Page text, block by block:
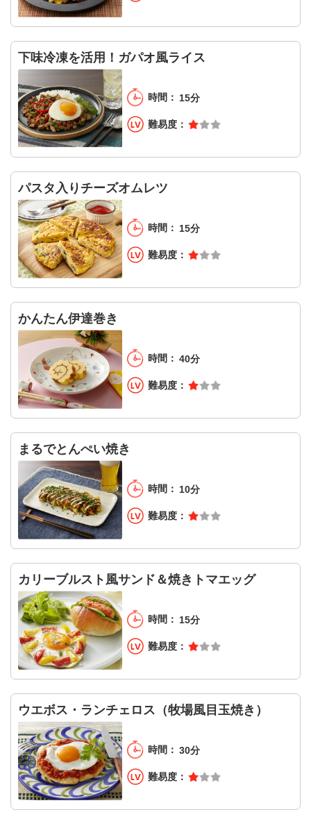
下味冷凍を活用！ガパオ風ライス
15分
パスタ入りチーズオムレツ
15分
かんたん伊達巻き
40分
まるでとんぺい焼き
10分
カリーブルスト風サンド＆焼きトマエッグ
15分
ウエボス・ランチェロス（牧場風目玉焼き）
30分